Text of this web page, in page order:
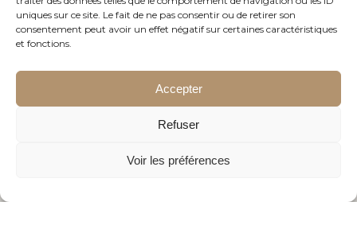
uniques sur ce site. Le fait de ne pas consentir ou de retirer son
consentement peut avoir un effet négatif sur certaines caractéristiques
et fonctions.
Accepter
Refuser
Voir les préférences